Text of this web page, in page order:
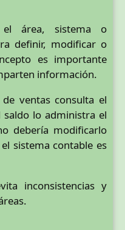
área, sistema o
definir, modificar o
es importante
información.
ventas consulta el
lo administra el
debería modificarlo
sistema contable es
inconsistencias y